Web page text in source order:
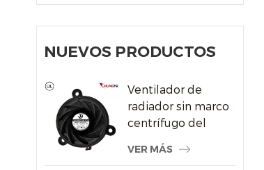
NUEVOS PRODUCTOS
Ventilador de
radiador sin marco
centrífugo del
refrigeración por
VER MÁS